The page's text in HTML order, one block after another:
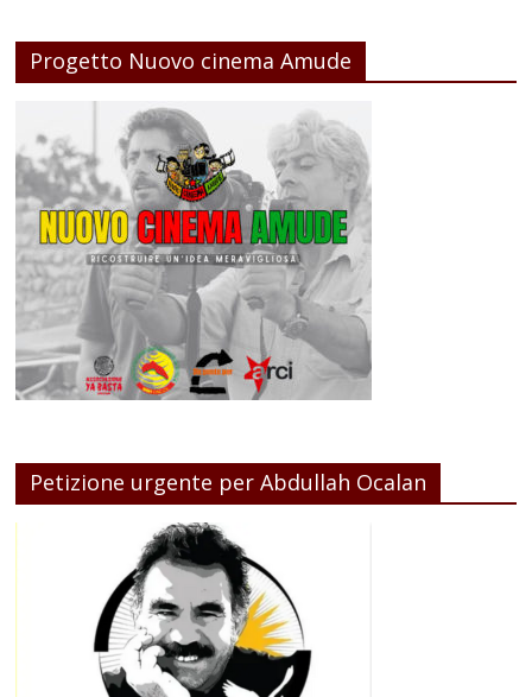
Progetto Nuovo cinema Amude
Petizione urgente per Abdullah Ocalan